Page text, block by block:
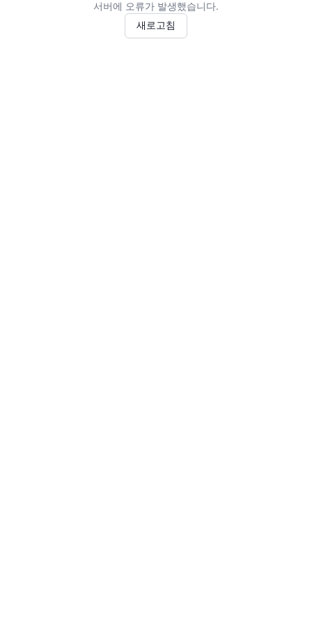
서버에 오류가 발생했습니다.
새로고침